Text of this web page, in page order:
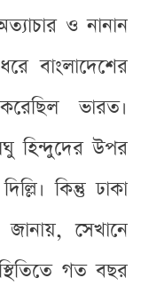
ও নানান
বাংলাদেশের
ভারত।
হিন্দুদের উপর
কিন্তু ঢাকা
সেখানে
গত বছর